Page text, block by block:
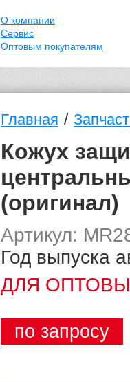
О компании
Сервис
Оптовым покупателям
Главная /
Кожух
(оригинал)
Артикул:
Год выпуска
ДЛЯ
по запросу